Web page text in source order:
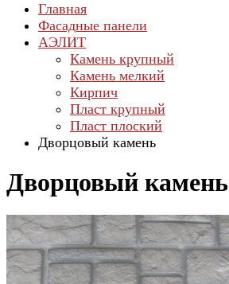
Главная
Фасадные панели
АЭЛИТ
Камень крупный
Камень мелкий
Кирпич
Пласт крупный
Пласт плоский
Дворцовый камень
Дворцовый камень